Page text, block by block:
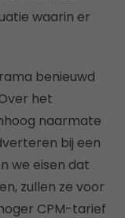
waarin er
benieuwd
het
naarmate
bij een
we eisen dat
zullen ze voor
CPM-tarief